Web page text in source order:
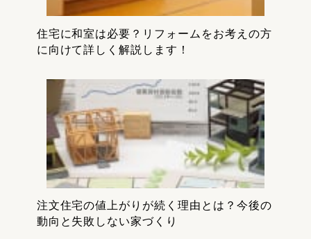
住宅に和室は必要？リフォームをお考えの方
に向けて詳しく解説します！
注文住宅の値上がりが続く理由とは？今後の
動向と失敗しない家づくり